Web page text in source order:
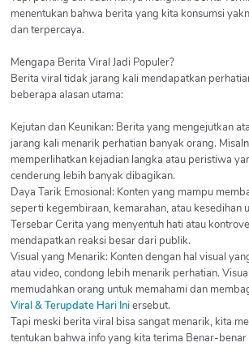
menentukan bahwa berita yang kita konsumsi
dan terpercaya.
Mengapa Berita Viral Jadi Populer?
Berita viral tidak jarang kali mendapatkan
beberapa alasan utama:
Kejutan dan Keunikan: Berita yang mengejutkan
jarang kali menarik perhatian banyak orang.
memperlihatkan kejadian langka atau peristiwa
cenderung lebih banyak dibagikan.
Daya Tarik Emosional: Konten yang mampu
seperti kegembiraan, kemarahan, atau kesedihan
Tersebar Cerita yang menyentuh hati atau
mendapatkan reaksi besar dari publik.
Visual yang Menarik: Konten dengan hal visual
atau video, condong lebih menarik perhatian.
memudahkan orang untuk memahami dan
Viral & Terupdate Hari Iniersebut.
Tapi meski berita viral bisa sangat menarik, kita
tentukan bahwa info yang kita terima Benar-benar